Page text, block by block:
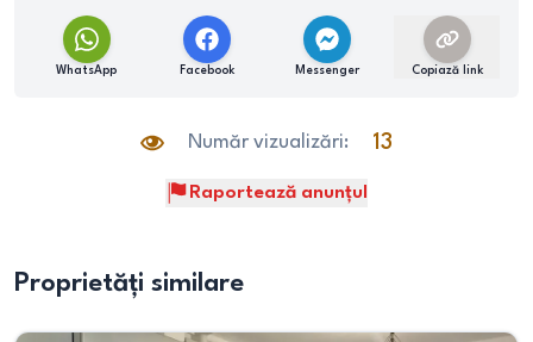
WhatsApp Facebook Messenger Copiază link
Număr vizualizări: 13
Raportează anunțul
Proprietăți similare